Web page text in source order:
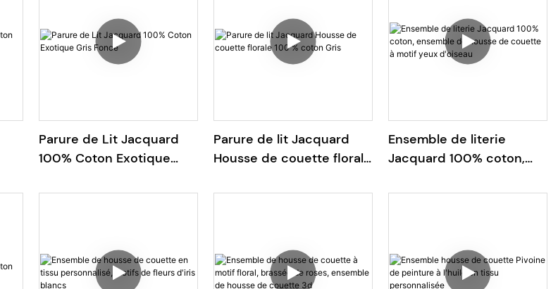
Parure de Lit Jacquard
100% Coton Exotique
Parure de lit Jacquard
Housse de couette florale
Ensemble de literie
Jacquard 100% coton,
couette à motif yeux